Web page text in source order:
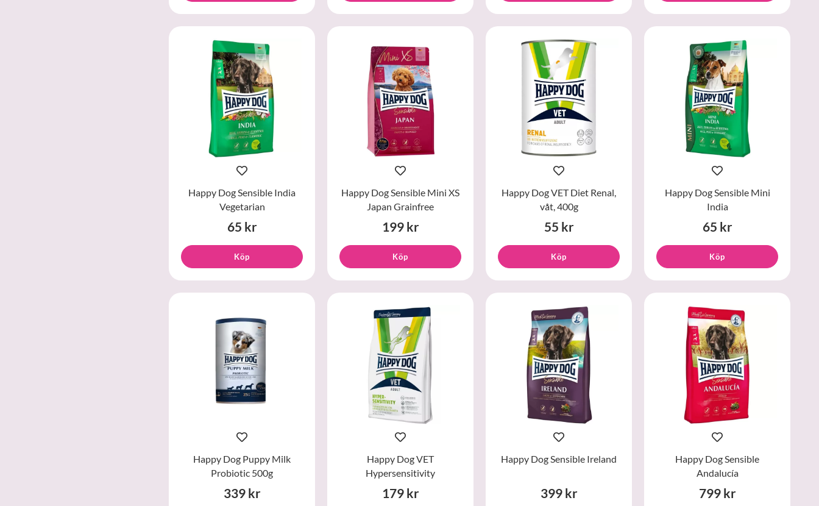
Happy Dog Sensible India
Vegetarian
65 kr
Köp
Happy Dog Sensible Mini XS
Japan Grainfree
199 kr
Köp
Happy Dog VET Diet Renal,
våt, 400g
55 kr
Köp
Happy Dog Sensible Mini
India
65 kr
Köp
Happy Dog Puppy Milk
Probiotic 500g
339 kr
Happy Dog VET
Hypersensitivity
179 kr
Happy Dog Sensible Ireland
399 kr
Happy Dog Sensible
Andalucía
799 kr